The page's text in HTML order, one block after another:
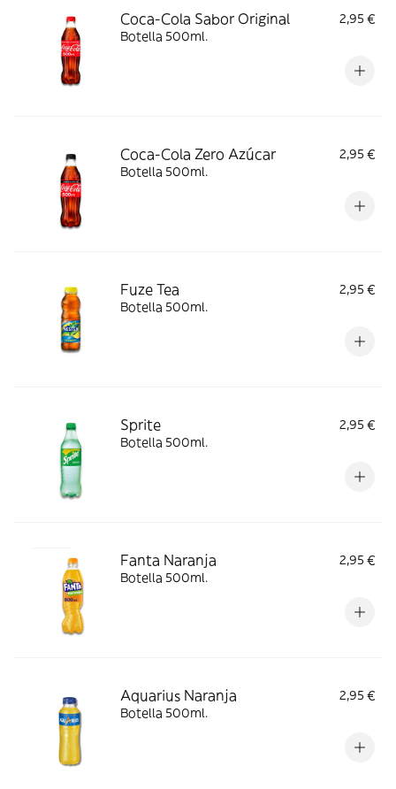
Coca-Cola Sabor Original
2,95 €
Botella 500ml.
Coca-Cola Zero Azúcar
2,95 €
Botella 500ml.
Fuze Tea
2,95 €
Botella 500ml.
Sprite
2,95 €
Botella 500ml.
Fanta Naranja
2,95 €
Botella 500ml.
Aquarius Naranja
2,95 €
Botella 500ml.